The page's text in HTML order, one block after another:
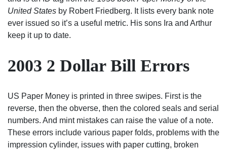
United States by Robert Friedberg. It lists every bank note
ever issued so it’s a useful metric. His sons Ira and Arthur
keep it up to date.
2003 2 Dollar Bill Errors
US Paper Money is printed in three swipes. First is the
reverse, then the obverse, then the colored seals and serial
numbers. And mint mistakes can raise the value of a note.
These errors include various paper folds, problems with the
impression cylinder, issues with paper cutting, broken